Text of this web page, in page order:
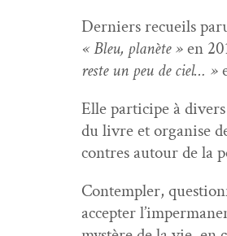
Derniers recueils
« Bleu, planète »en
reste un peu de ciel… »
Elle par­ticipe à
du livre et organ­ise
con­tres autour de la
Con­tem­pler,
accepter